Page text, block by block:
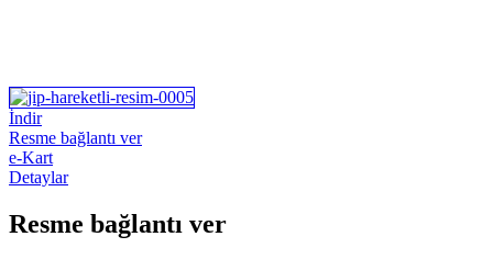
İndir
Resme bağlantı ver
e-Kart
Detaylar
Resme bağlantı ver